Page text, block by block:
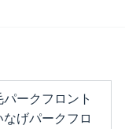
ークフロント
なげパークフロ